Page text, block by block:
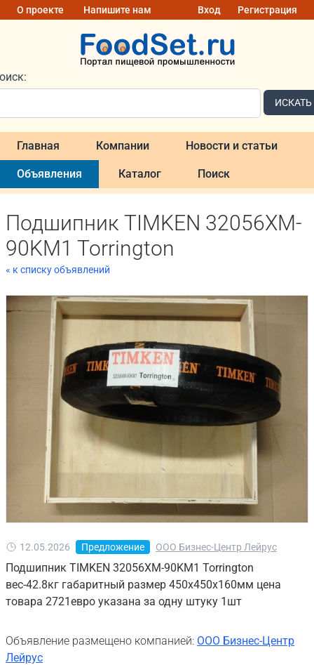
О проекте Напишите нам Вход Регистрация
ИСКАТЬ
Главная Компании Новости и статьи
Объявления Каталог Поиск
Подшипник TIMKEN 32056XM-
90KM1 Torrington
« к списку объявлений
12.05.2026 Предложение ООО Бизнес-Центр Лейрус
Подшипник TIMKEN 32056XM-90KM1 Torrington
вес-42.8кг габаритный размер 450х450х160мм цена
товара 2721евро указана за одну штуку 1шт
Объявление размещено компанией: ООО Бизнес-Центр
Лейрус